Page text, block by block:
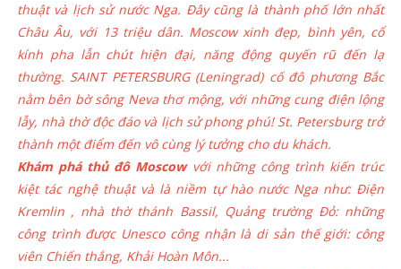
thuật và lịch sử nước Nga. Đây cũng là thành phố lớn nhất
Châu Âu, với 13 triệu dân. Moscow xinh đẹp, bình yên, cổ
kính pha lẫn chút hiện đại, năng động quyến rũ đến lạ
thường. SAINT PETERSBURG (Leningrad) cố đô phương Bắc
nằm bên bờ sông Neva thơ mộng, với những cung điện lộng
lẫy, nhà thờ độc đáo và lịch sử phong phú! St. Petersburg trở
thành một điểm đến vô cùng lý tưởng cho du khách.
Khám phá thủ đô Moscow với những công trình kiến trúc
kiệt tác nghệ thuật và là niềm tự hào nước Nga như: Điện
Kremlin , nhà thờ thánh Bassil, Quảng trường Đỏ: những
công trình được Unesco công nhận là di sản thế giới: công
viên Chiến thắng, Khải Hoàn Môn...